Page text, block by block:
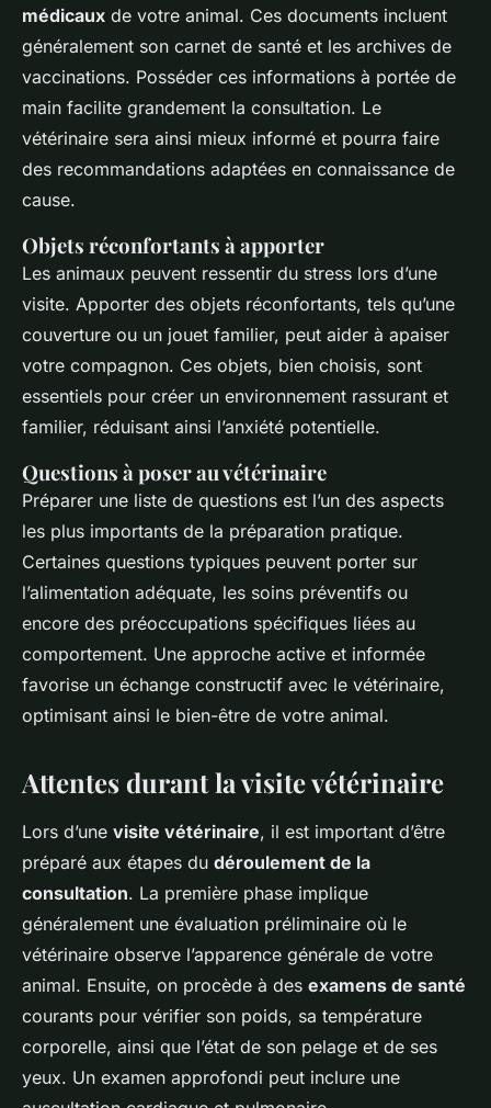
médicaux de votre animal. Ces documents incluent
généralement son carnet de santé et les archives de
vaccinations. Posséder ces informations à portée de
main facilite grandement la consultation. Le
vétérinaire sera ainsi mieux informé et pourra faire
des recommandations adaptées en connaissance de
cause.
Objets réconfortants à apporter
Les animaux peuvent ressentir du stress lors d’une
visite. Apporter des objets réconfortants, tels qu’une
couverture ou un jouet familier, peut aider à apaiser
votre compagnon. Ces objets, bien choisis, sont
essentiels pour créer un environnement rassurant et
familier, réduisant ainsi l’anxiété potentielle.
Questions à poser au vétérinaire
Préparer une liste de questions est l’un des aspects
les plus importants de la préparation pratique.
Certaines questions typiques peuvent porter sur
l’alimentation adéquate, les soins préventifs ou
encore des préoccupations spécifiques liées au
comportement. Une approche active et informée
favorise un échange constructif avec le vétérinaire,
optimisant ainsi le bien-être de votre animal.
Attentes durant la visite vétérinaire
Lors d’une visite vétérinaire, il est important d’être
préparé aux étapes du déroulement de la
consultation. La première phase implique
généralement une évaluation préliminaire où le
vétérinaire observe l’apparence générale de votre
animal. Ensuite, on procède à des examens de santé
courants pour vérifier son poids, sa température
corporelle, ainsi que l’état de son pelage et de ses
yeux. Un examen approfondi peut inclure une